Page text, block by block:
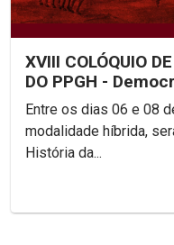
XVIII COLÓQUIO
DO PPGH -
Revoluções:
Entre os dias 06 e 08
modalidade híbrida,
História da...